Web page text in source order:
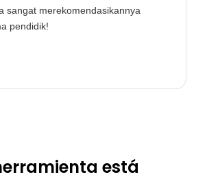
sangat merekomendasikannya
pendidik!
está